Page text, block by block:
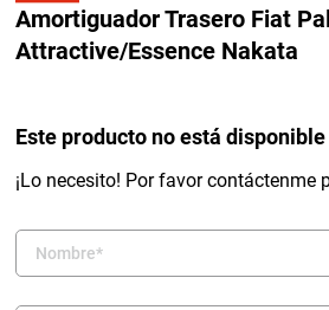
Amortiguador Trasero Fiat
Attractive/Essence Nakata
Este producto no está
¡Lo necesito! Por favor contáctenme
4.
honda civic
5.
bora
7.
amortiguador
8.
renault
9.
bmw